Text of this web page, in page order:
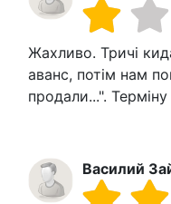
Жахливо. Тричі
аванс, потім нам
продали...".
Василий